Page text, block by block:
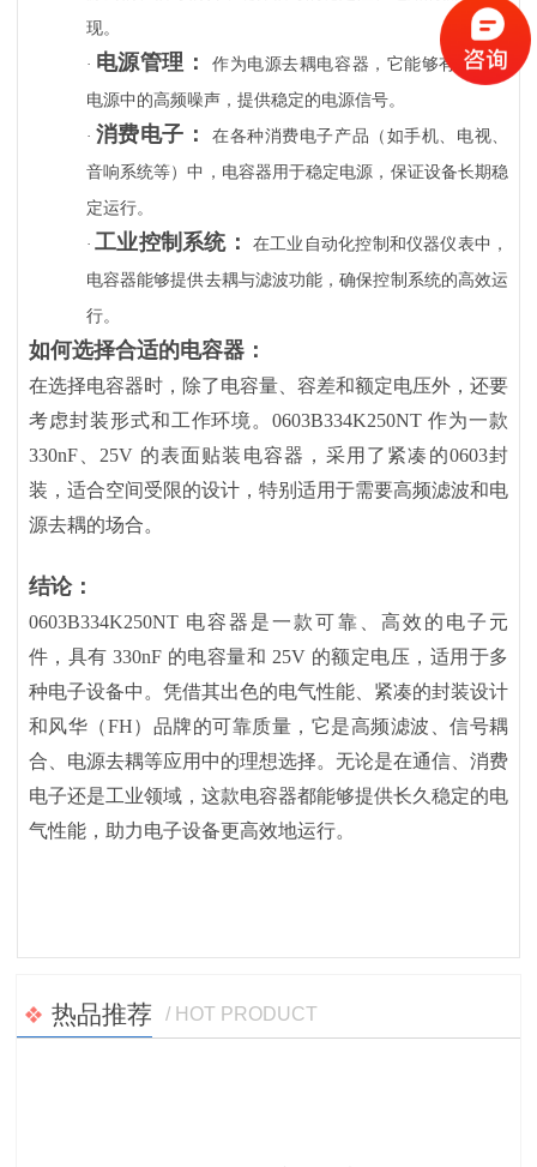
现。
· 电源管理：
作为电源去耦电容器，它能够有效滤除
电源中的高频噪声，提供稳定的电源信号。
· 消费电子：
在各种消费电子产品（如手机、电视、
音响系统等）中，电容器用于稳定电源，保证设备长期稳
定运行。
·工业控制系统：
在工业自动化控制和仪器仪表中，
电容器能够提供去耦与滤波功能，确保控制系统的高效运
行。
如何选择合适的电容器：
在选择电容器时，除了电容量、容差和额定电压外，还要
考虑封装形式和工作环境。0603B334K250NT 作为一款
330nF、25V 的表面贴装电容器，采用了紧凑的0603封
装，适合空间受限的设计，特别适用于需要高频滤波和电
源去耦的场合。
结论：
0603B334K250NT 电容器是一款可靠、高效的电子元
件，具有 330nF 的电容量和 25V 的额定电压，适用于多
种电子设备中。凭借其出色的电气性能、紧凑的封装设计
和风华（FH）品牌的可靠质量，它是高频滤波、信号耦
合、电源去耦等应用中的理想选择。无论是在通信、消费
电子还是工业领域，这款电容器都能够提供长久稳定的电
气性能，助力电子设备更高效地运行。
热品推荐 / HOT PRODUCT